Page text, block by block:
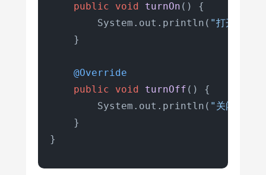
public
void turnOn ()
{
        System.out.println(
"打开电脑"
    }
@Override
public
void turnOff ()
{
        System.out.println(
"关闭电脑"
    }